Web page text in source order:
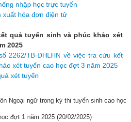
nhập học trực tuyến
xuất hóa đơn điện tử
quả tuyển sinh và phúc khảo xét
2025
2262/TB-ĐHLHN về việc tra cứu kết
xét tuyển cao học đợt 3 năm 2025
xét tuyển
Ngoại ngữ trong kỳ thi tuyển sinh cao học
đợt 1 năm 2025(20/02/2025)